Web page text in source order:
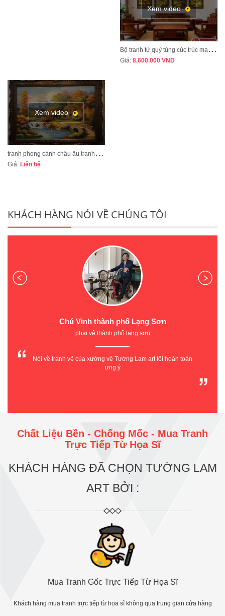
Xem video
B
ộ tranh tứ quý tùng cúc trúc mai tranh bốn mùa xuân hạ thu đông mã TQ13A
Giá: 8,600.000 VND
Xem video
t
ranh phong cảnh châu âu tranh sơn dầu cao cấp mã CA01
Giá: Liên hệ
KHÁCH HÀNG NÓI VỀ CHÚNG TÔI
Chị Thủy Hiệu Trưởng Trường Mầm Non X20
Trường Mầm non 20 - Công ty Cổ phần X20
Tôi rất hài lòng về tay nghề họa sỹ TƯỜNG LAM ART tạo hình
Chất Liệu Bền - Chống Mốc - Mua Tranh
Trực Tiếp Từ Họa Sĩ
KHÁCH HÀNG ĐÃ CHỌN TƯỜNG LAM
ART BỞI :
Mua Tranh Gốc Trực Tiếp Từ Họa Sĩ
Khách hàng mua tranh trực tiếp từ họa sĩ không qua trung gian cửa hàng